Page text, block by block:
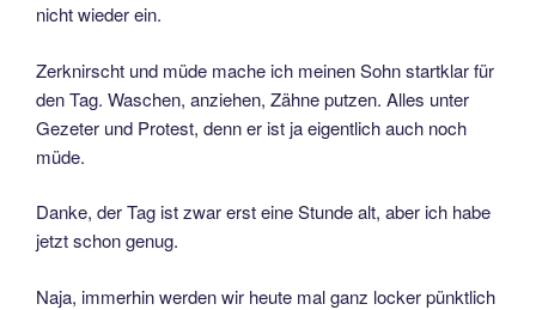
nicht wieder ein.
Zerknirscht und müde mache ich meinen Sohn startklar für
den Tag. Waschen, anziehen, Zähne putzen. Alles unter
Gezeter und Protest, denn er ist ja eigentlich auch noch
müde.
Danke, der Tag ist zwar erst eine Stunde alt, aber ich habe
jetzt schon genug.
Naja, immerhin werden wir heute mal ganz locker pünktlich